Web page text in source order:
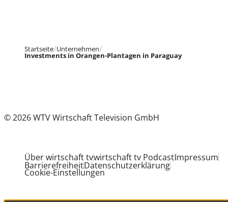
Startseite Unternehmen
Investments in Orangen-Plantagen in Paraguay
© 2026 WTV Wirtschaft Television GmbH
Über wirtschaft tvwirtschaft tv PodcastImpressum
BarrierefreiheitDatenschutzerklärung
Cookie-Einstellungen